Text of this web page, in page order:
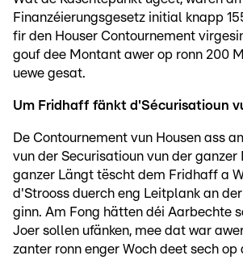
Finanzéierungsgesetz initial knapp
fir den Houser Contournement
gouf dee Montant awer op ronn 200
uewe gesat.
Um Fridhaff fänkt d'Sécurisatioun
De Contournement vun Housen ass
vun der Securisatioun vun der ganzer
ganzer Längt tëscht dem Fridhaff a
d'Strooss duerch eng Leitplank an
ginn. Am Fong hätten déi Aarbechte
Joer sollen ufänken, mee dat war
zanter ronn enger Woch deet sech op